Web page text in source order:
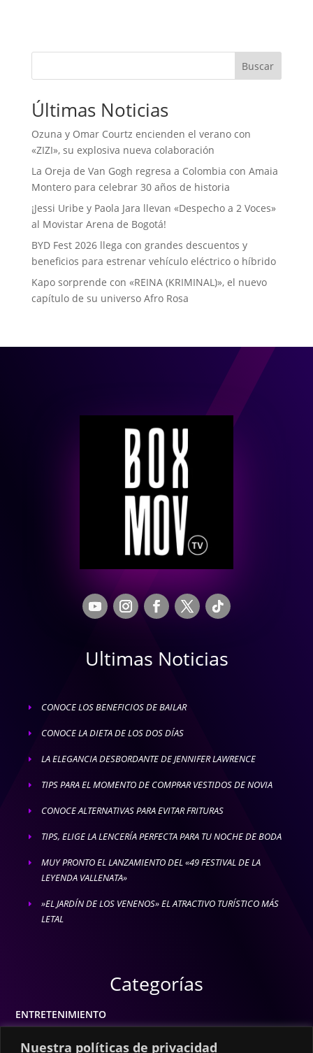
Nuestra políticas de privacidad
Buscar
Últimas Noticias
Ozuna y Omar Courtz encienden el verano con
«ZIZI», su explosiva nueva colaboración
La Oreja de Van Gogh regresa a Colombia con Amaia
Montero para celebrar 30 años de historia
¡Jessi Uribe y Paola Jara llevan «Despecho a 2 Voces»
al Movistar Arena de Bogotá!
BYD Fest 2026 llega con grandes descuentos y
beneficios para estrenar vehículo eléctrico o híbrido
Kapo sorprende con «REINA (KRIMINAL)», el nuevo
capítulo de su universo Afro Rosa
Ultimas Noticias
E CONOCE LOS BENEFICIOS DE BAILAR
E CONOCE LA DIETA DE LOS DOS DÍAS
E LA ELEGANCIA DESBORDANTE DE JENNIFER LAWRENCE
E TIPS PARA EL MOMENTO DE COMPRAR VESTIDOS DE NOVIA
E CONOCE ALTERNATIVAS PARA EVITAR FRITURAS
E TIPS, ELIGE LA LENCERÍA PERFECTA PARA TU NOCHE DE BODA
E
MUY PRONTO EL LANZAMIENTO DEL «49 FESTIVAL DE LA
LEYENDA VALLENATA»
E
»EL JARDÍN DE LOS VENENOS» EL ATRACTIVO TURÍSTICO MÁS
LETAL
Categorías
ENTRETENIMIENTO